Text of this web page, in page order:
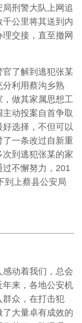
刑警大队上网追
公里将其送到内
交接，直至撤网
官了解到逃犯张某
利用蔡沟乡熟
做其家属思想工
动投案自首争取
选择，不但可以
一条改过自新重
到逃犯张某的家
不懈努力，201
到上蔡县公安局
动着我们，总会
来，各地公安机
群众，在打击犯
大量卓有成效的